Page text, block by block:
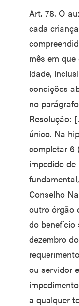
Art. 78. O
cada
mês em
idade,
condições
no
Resolução:
único. Na
completar 6
impedido
Conselho
outro órgão
do benefício
dezembro
ou servidor
a qualquer